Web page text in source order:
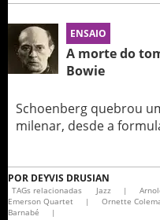
ENSAIO
A morte do
Bowie
Schoenberg quebrou
milenar, desde a
POR DEYVIS DRUSIAN
TAGs relacionadas Jazz |
Emerson Quartet
| Ornette
Barnabé
|